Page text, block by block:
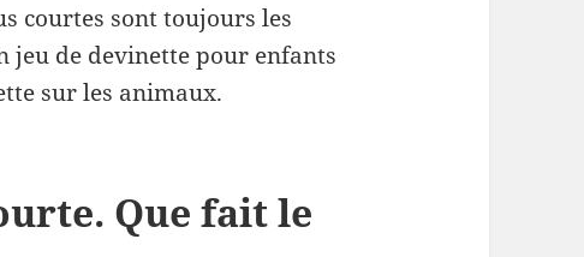
courtes sont toujours les
jeu de devinette pour enfants
sur les animaux.
Que fait le